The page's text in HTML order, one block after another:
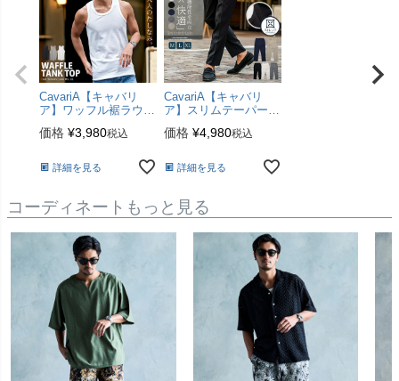
CavariA【キャバリ
ア】ワッフル裾ラウン
ドタンクトップ3枚セ
ット/全4色
価格 ¥3,980税込
詳細を見る
CavariA【キャバリ
ア】スリムテーパード
スラックス/全5色【メ
ール便対応】stretch
価格 ¥4,980税込
詳細を見る
コーディネートもっと見る